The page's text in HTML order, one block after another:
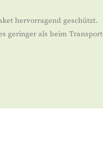
hervorragend geschützt.
geringer als beim Transport